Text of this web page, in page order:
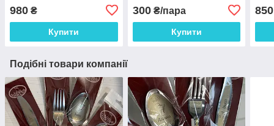
980 ₴
Купити
300₴/пара
Купити
850
Подібні товари компанії